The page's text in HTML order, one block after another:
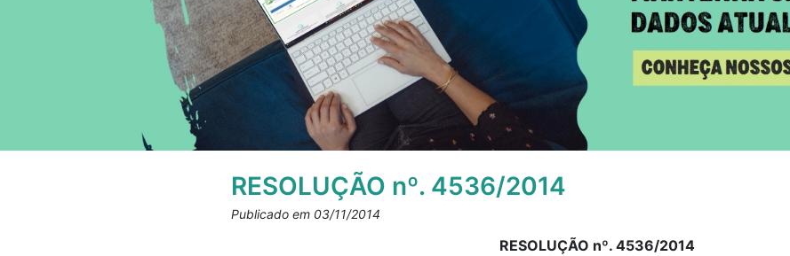
RESOLUÇÃO nº. 4536/2014
Publicado em 03/11/2014
RESOLUÇÃO nº. 4536/2014